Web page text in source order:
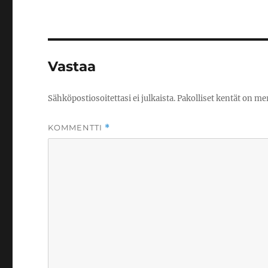
Vastaa
Sähköpostiosoitettasi ei julkaista.Pakolliset kentät on
KOMMENTTI *